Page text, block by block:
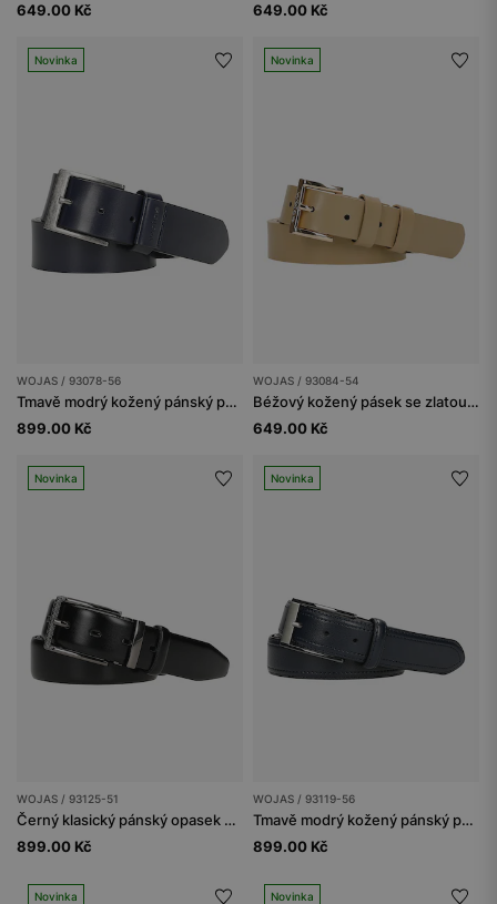
649.00 Kč
649.00 Kč
Novinka
WOJAS / 93078-56
Tmavě modrý kožený pánský pásek se stříbrnou sponou
899.00 Kč
Novinka
WOJAS / 93084-54
Béžový kožený pásek se zlatou sponou
649.00 Kč
Novinka
WOJAS / 93125-51
Černý klasický pánský opasek z pravé kůže
899.00 Kč
Novinka
WOJAS / 93119-56
Tmavě modrý kožený pánský pásek s otevřenou sponou
899.00 Kč
Novinka Novinka